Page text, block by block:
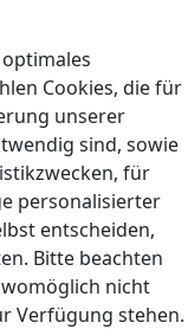
Cookies, die für
unserer
sind, sowie
für
personalisierter
entscheiden,
Bitte beachten
nicht
Verfügung stehen.